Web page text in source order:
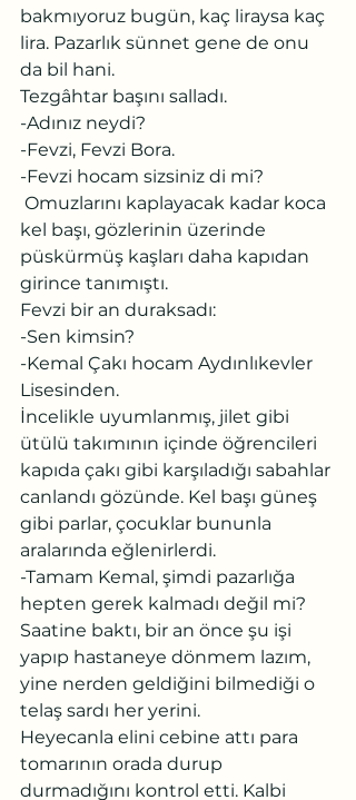
bakmıyoruz bugün, kaç liraysa kaç
lira. Pazarlık sünnet gene de onu
da bil hani.
Tezgâhtar başını salladı.
-Adınız neydi?
-Fevzi, Fevzi Bora.
-Fevzi hocam sizsiniz di mi?
kel başı, gözlerinin üzerinde
püskürmüş kaşları daha kapıdan
girince tanımıştı.
Fevzi bir an duraksadı:
-Sen kimsin?
-Kemal Çakı hocam Aydınlıkevler
Lisesinden.
İncelikle uyumlanmış, jilet gibi
ütülü takımının içinde öğrencileri
kapıda çakı gibi karşıladığı sabahlar
canlandı gözünde. Kel başı güneş
gibi parlar, çocuklar bununla
aralarında eğlenirlerdi.
-Tamam Kemal, şimdi pazarlığa
hepten gerek kalmadı değil mi?
Saatine baktı, bir an önce şu işi
yapıp hastaneye dönmem lazım,
yine nerden geldiğini bilmediği o
telaş sardı her yerini.
Heyecanla elini cebine attı para
tomarının orada durup
durmadığını kontrol etti. Kalbi